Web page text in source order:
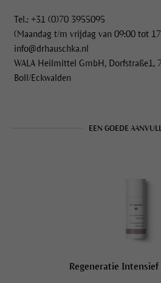
Tel.: +31 (0)70 3955095
(Maandag t/m vrijdag van 09:00 tot
info@drhauschka.nl
WALA Heilmittel GmbH, Dorfstraße1,
Boll/Eckwalden
EEN GOEDE
Regeneratie